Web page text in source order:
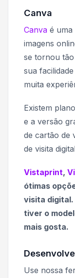
Canva
Canva é uma
imagens
se tornou
sua
muita
Existem
e a versão
de cartão de
de visita
Vistaprint,
ótimas
visita digital.
tiver o
mais gosta.
Use nossa